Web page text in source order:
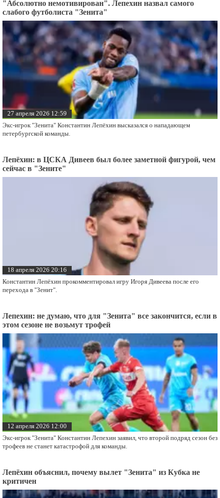
"Абсолютно немотивирован". Лепехин назвал самого
слабого футболиста "Зенита"
27 апреля 2026 12:59
Экс-игрок "Зенита" Константин Лепёхин высказался о нападающем
петербургской команды.
Лепёхин: в ЦСКА Дивеев был более заметной фигурой, чем
сейчас в "Зените"
18 апреля 2026 20:16
Константин Лепёхин прокомментировал игру Игоря Дивеева после его
перехода в "Зенит".
Лепехин: не думаю, что для "Зенита" все закончится, если в
этом сезоне не возьмут трофей
12 апреля 2026 12:00
Экс-игрок "Зенита" Константин Лепехин заявил, что второй подряд сезон без
трофеев не станет катастрофой для команды.
Лепёхин объяснил, почему вылет "Зенита" из Кубка не
критичен